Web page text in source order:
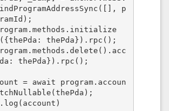
p
thePda}).rpc();
thePda}).rpc();